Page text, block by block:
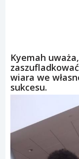
Kyemah
wiara we
sukcesu.